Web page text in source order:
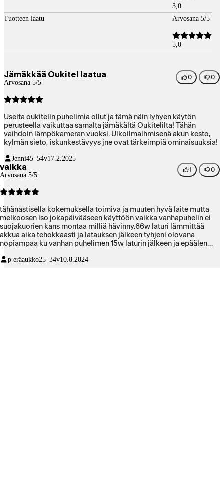
3,0
Tuotteen laatu
Arvosana 5/5
5,0
Jämäkkää Oukitel laatua
Arvosana 5/5
0 0
Useita oukitelin puhelimia ollut ja tämä näin lyhyen käytön
perusteella vaikuttaa samalta jämäkältä Oukitelilta! Tähän
vaihdoin lämpökameran vuoksi. Ulkoilmaihmisenä akun kesto,
kylmän sieto, iskunkestävyys jne ovat tärkeimpiä ominaisuuksia!
Jenni45–54v17.2.2025
vaikka
Arvosana 5/5
1 0
tähänastisella kokemuksella toimiva ja muuten hyvä laite mutta
melkoosen iso jokapäivääseen käyttöön vaikka vanhapuhelin ei
suojakuorien kans montaa milliä hävinny.66w laturi lämmittää
akkua aika tehokkaasti ja latauksen jälkeen tyhjeni olovana
nopiampaa ku vanhan puhelimen 15w laturin jälkeen ja epäälen
vaan pysty asennos ja samaten sen kuvat ja toolbagin ohjelmat
p eräaukko25–34v10.8.2024